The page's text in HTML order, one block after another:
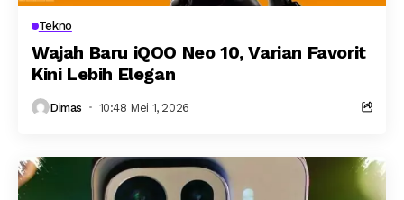
Tekno
Wajah Baru iQOO Neo 10, Varian Favorit
Kini Lebih Elegan
Dimas 10:48 Mei 1, 2026